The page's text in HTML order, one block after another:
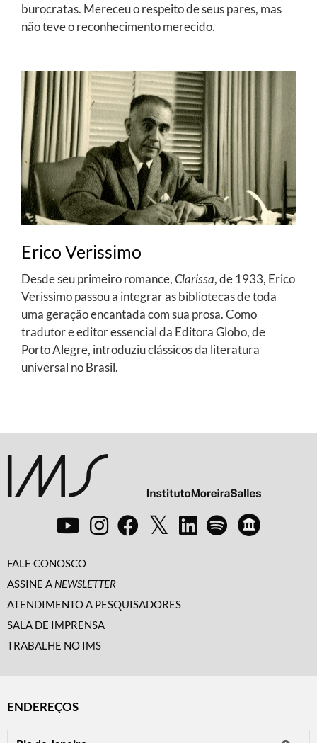
burocratas. Mereceu o respeito de seus pares, mas
não teve o reconhecimento merecido.
Erico Verissimo
Desde seu primeiro romance,Clarissa, de 1933, Erico
Verissimo passou a integrar as bibliotecas de toda
uma geração encantada com sua prosa. Como
tradutor e editor essencial da Editora Globo, de
Porto Alegre, introduziu clássicos da literatura
universal no Brasil.
FALE CONOSCO
ASSINE A NEWSLETTER
ATENDIMENTO A PESQUISADORES
SALA DE IMPRENSA
TRABALHE NO IMS
ENDEREÇOS